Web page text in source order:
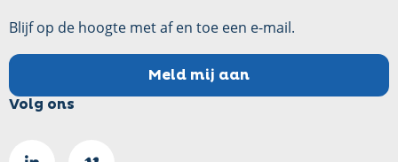
Blijf op de hoogte met af en toe een e-mail.
Meld mij aan
Volg ons